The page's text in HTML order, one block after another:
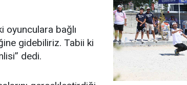
oyunculara bağlı
gidebiliriz. Tabii ki
dedi.